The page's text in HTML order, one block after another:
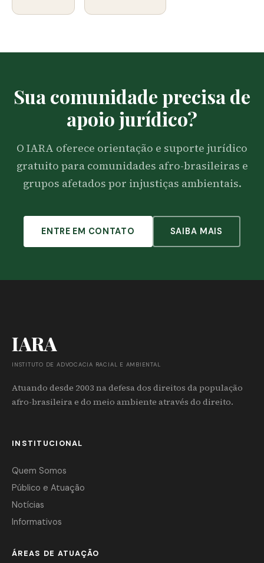
Sua comunidade precisa de
apoio jurídico?
O IARA oferece orientação e suporte jurídico
gratuito para comunidades afro-brasileiras e
grupos afetados por injustiças ambientais.
ENTRE EM CONTATO SAIBA MAIS
IARA
INSTITUTO DE ADVOCACIA RACIAL E AMBIENTAL
Atuando desde 2003 na defesa dos direitos da população
afro-brasileira e do meio ambiente através do direito.
INSTITUCIONAL
Quem Somos
Público e Atuação
Notícias
Informativos
ÁREAS DE ATUAÇÃO